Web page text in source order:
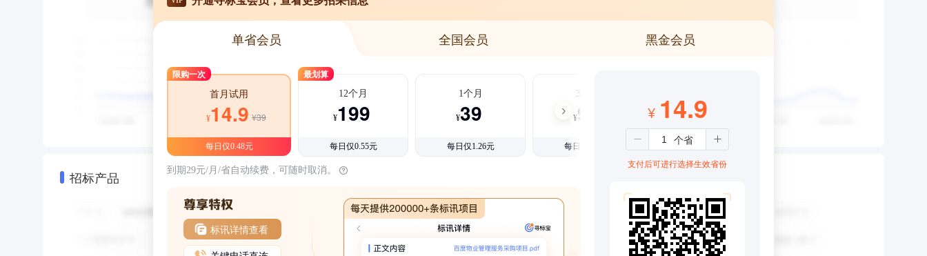
招标产品
单省会员 全国会员 黑金会员
限购一次
首月试用
¥14.9 ¥39
每日仅0.48元
最划算
12个月
¥199
每日仅0.55元
1个月
¥39
每日仅1.26元
3个月
¥99
每日仅1.08元
到期29元/月/省自动续费，可随时取消。
标讯详情查看
¥ 14.9
支付后可进行选择生效省份